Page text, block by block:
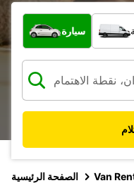
ما نوع المركبة؟
سيارة
الصفحة الرئيسية Van